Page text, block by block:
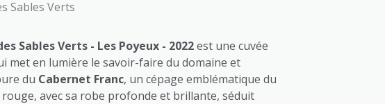
Sables Verts
Sables Verts - Les Poyeux - 2022est une cuvée
met en lumière le savoir-faire du domaine et
du Cabernet Franc, un cépage emblématique du
avec sa robe profonde et brillante, séduit